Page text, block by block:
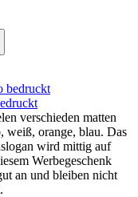
verschieden matten
weiß, orange, blau. Das
wird mittig auf
Werbegeschenk
an und bleiben nicht